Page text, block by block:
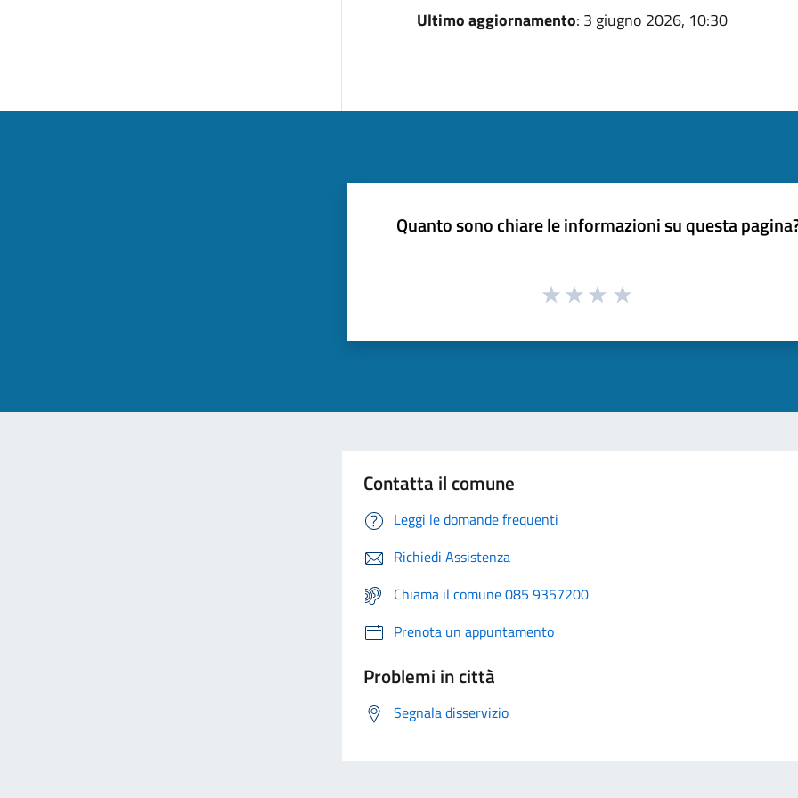
Ultimo aggiornamento: 3 giugno 2026, 10:30
Quanto sono chiare le informazioni su questa
Contatta il comune
Leggi le domande frequenti
Richiedi Assistenza
Chiama il comune 085 9357200
Prenota un appuntamento
Problemi in città
Segnala disservizio